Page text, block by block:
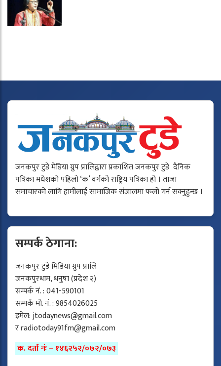
जनकपुर टुडे मेडिया ग्रुप प्रालिद्वारा प्रकाशित जनकपुर टुडे दैनिक
पत्रिका मधेशको पहिलो ‘क’ वर्गको राष्ट्रिय पत्रिका हो । ताजा
समाचारको लागि हामीलाई सामाजिक संजालमा फलो गर्न सक्नुहुन्छ ।
सम्पर्क ठेगाना:
जनकपुर टुडे मिडिया ग्रुप प्रालि
जनकपुरधाम, धनुषा (प्रदेश २)
सम्पर्क नं. : 041-590101
सम्पर्क मो. नं. : 9854026025
इमेल:jtodaynews@gmail.com
रradiotoday91fm@gmail.com
क. दर्ता नंः – १४६२५२/०७२/०७३